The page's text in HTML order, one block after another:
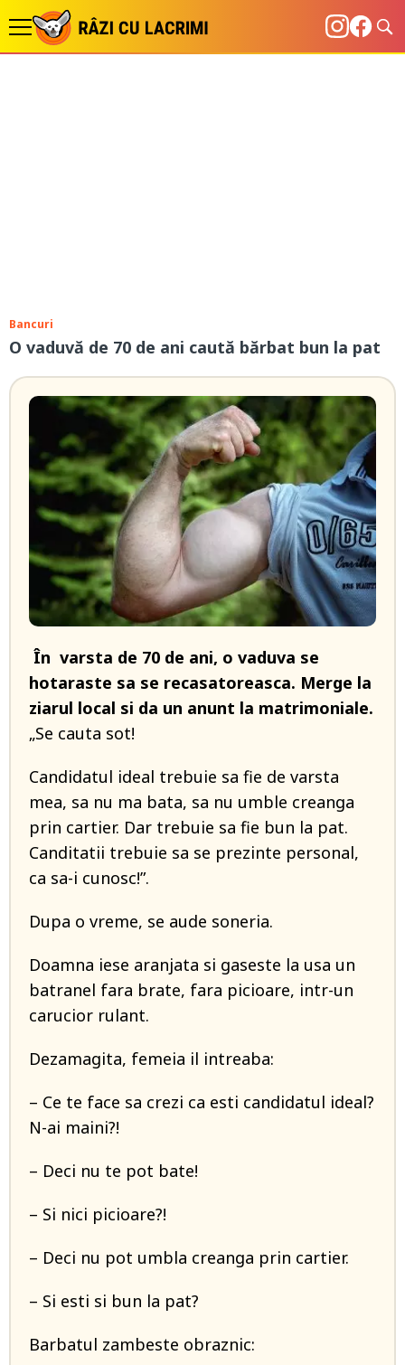
Bancuri
O vaduvă de 70 de ani caută bărbat bun la pat
În varsta de 70 de ani, o vaduva se
hotaraste sa se recasatoreasca. Merge la
ziarul local si da un anunt la matrimoniale.
„Se cauta sot!
Candidatul ideal trebuie sa fie de varsta
mea, sa nu ma bata, sa nu umble creanga
prin cartier. Dar trebuie sa fie bun la pat.
Canditatii trebuie sa se prezinte personal,
ca sa-i cunosc!”.
Dupa o vreme, se aude soneria.
Doamna iese aranjata si gaseste la usa un
batranel fara brate, fara picioare, intr-un
carucior rulant.
Dezamagita, femeia il intreaba:
– Ce te face sa crezi ca esti candidatul ideal?
N-ai maini?!
– Deci nu te pot bate!
– Si nici picioare?!
– Deci nu pot umbla creanga prin cartier.
– Si esti si bun la pat?
Barbatul zambeste obraznic: